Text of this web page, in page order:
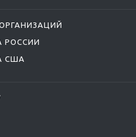
РОССИИ
США